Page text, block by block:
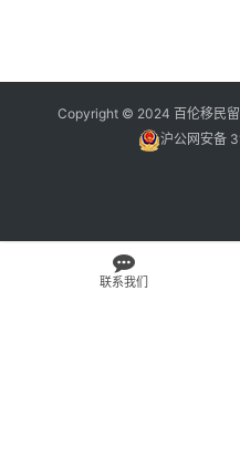
Copyright © 2024 百伦移民
沪公网安备
联系我们